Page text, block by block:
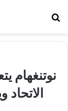
نوتنغهام
الاتحاد